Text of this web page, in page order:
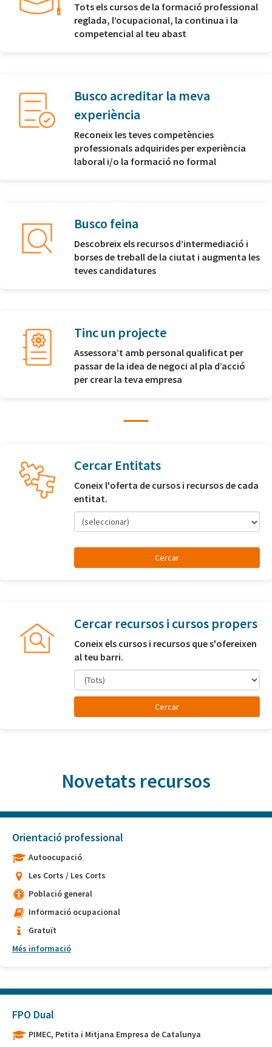
Tots els cursos de la formació professional
reglada, l’ocupacional, la continua i la
competencial al teu abast
Busco acreditar la meva
experiència
Reconeix les teves competències
professionals adquirides per experiència
laboral i/o la formació no formal
Busco feina
Descobreix els recursos d’intermediació i
borses de treball de la ciutat i augmenta les
teves candidatures
Tinc un projecte
Assessora’t amb personal qualificat per
passar de la idea de negoci al pla d’acció
per crear la teva empresa
Cercar Entitats
Coneix l'oferta de cursos i recursos de cada
entitat.
(seleccionar)
Cercar recursos i cursos propers
Coneix els cursos i recursos que s'ofereixen
al teu barri.
Novetats recursos
Orientació professional
Autoocupació
Les Corts / Les Corts
Població general
Informació ocupacional
Gratuït
Més informació
FPO Dual
PIMEC, Petita i Mitjana Empresa de Catalunya